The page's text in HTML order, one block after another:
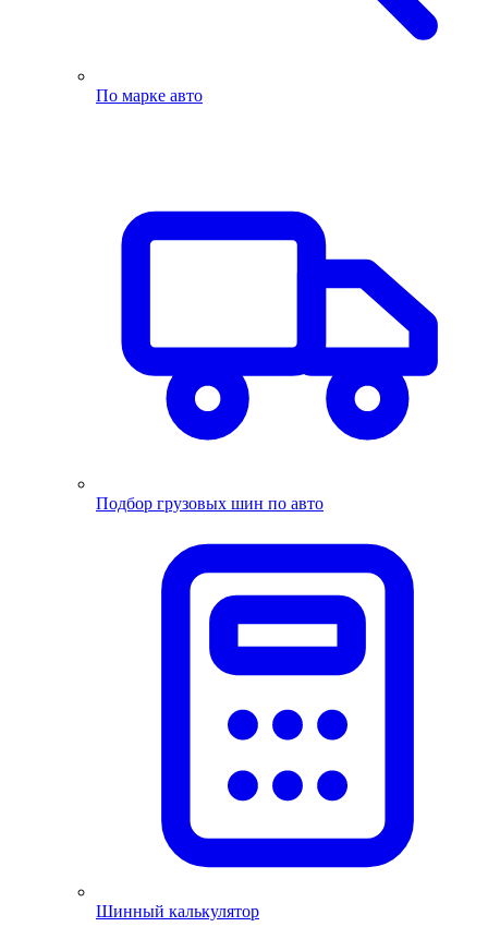
По марке авто
Подбор грузовых шин по авто
Шинный калькулятор